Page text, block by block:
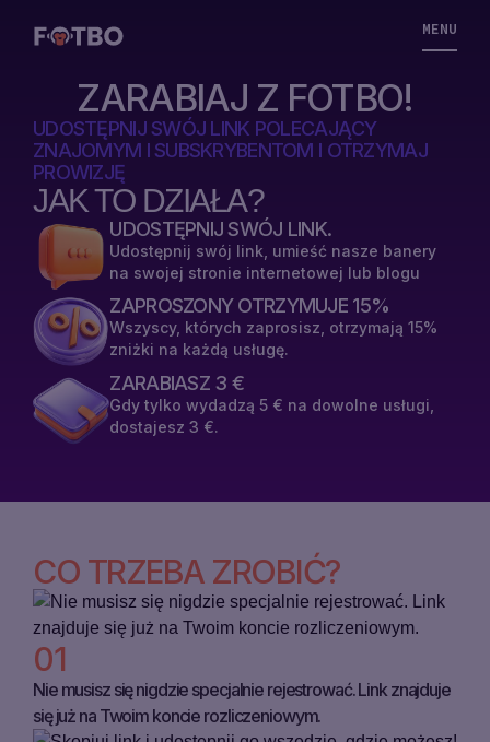
MENU
VPS
W
CHMURZE
VPS
Z
PAMIĘCIĄ
ROZWIĄZANIA
PAMIĘCIĄ
VPS
RÓWNOWAŻENIE
VPC
POL
UKR
(€)EUR
ZARABIAJ Z FOTBO!
UDOSTĘPNIJ SWÓJ LINK POLECAJĄCY
ZNAJOMYM I SUBSKRYBENTOM I OTRZYMAJ
PROWIZJĘ
JAK TO DZIAŁA?
UDOSTĘPNIJ SWÓJ LINK.
Udostępnij swój link, umieść nasze banery
na swojej stronie internetowej lub blogu
ZAPROSZONY OTRZYMUJE 15%
Wszyscy, których zaprosisz, otrzymają 15%
zniżki na każdą usługę.
ZARABIASZ 3 €
Gdy tylko wydadzą 5 € na dowolne usługi,
dostajesz 3 €.
CO TRZEBA ZROBIĆ?
01
Nie musisz się nigdzie specjalnie rejestrować. Link znajduje
się już na Twoim koncie rozliczeniowym.